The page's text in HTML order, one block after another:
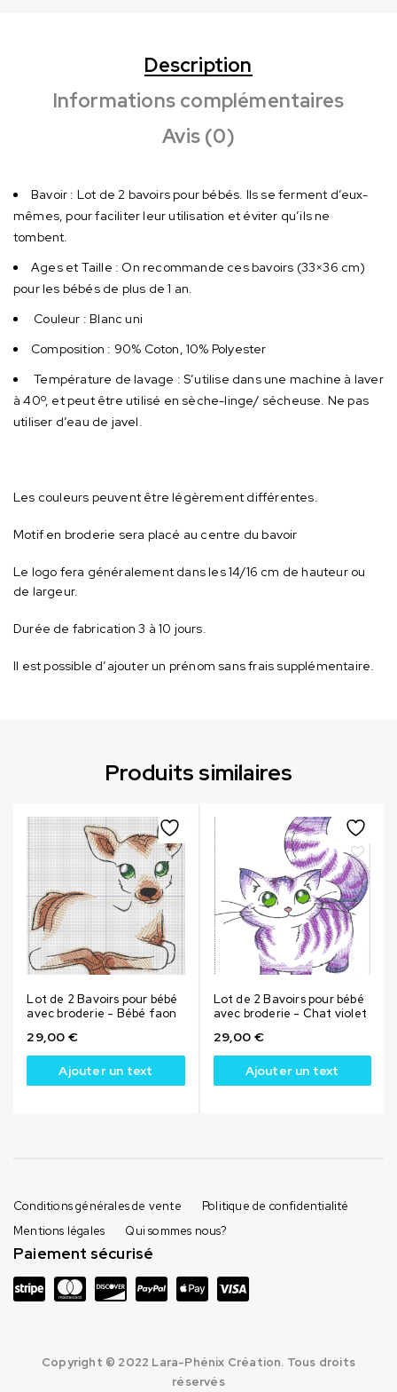
Description
Informations complémentaires
Avis (0)
Bavoir : Lot de 2 bavoirs pour bébés. Ils se ferment d’eux-
mêmes, pour faciliter leur utilisation et éviter qu’ils ne
tombent.
Ages et Taille : On recommande ces bavoirs (33×36 cm)
pour les bébés de plus de 1 an.
Couleur : Blanc uni
Composition : ‎90% Coton, 10% Polyester
Température de lavage : S’utilise dans une machine à laver
à 40º, et peut être utilisé en sèche-linge/ sécheuse. Ne pas
utiliser d’eau de javel.
Les couleurs peuvent être légèrement différentes.
Motif en broderie sera placé au centre du bavoir
Le logo fera généralement dans les 14/16 cm de hauteur ou
de largeur.
Durée de fabrication 3 à 10 jours.
Il est possible d’ajouter un prénom sans frais supplémentaire.
Produits similaires
Lot de 2 Bavoirs pour bébé
avec broderie - Bébé faon
29,00 €
Ajouter un text
Lot de 2 Bavoirs pour bébé
avec broderie - Chat violet
29,00 €
Ajouter un text
Conditions générales de vente
Politique de confidentialité
Mentions légales
Qui sommes nous?
Paiement sécurisé
Copyright © 2022 Lara-Phénix Création. Tous droits
réservés